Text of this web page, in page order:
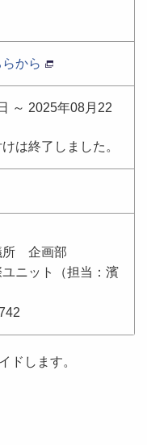
から
～ 2025年08月22
は終了しました。
所 企画部
ニット（担当：濱
ドします。